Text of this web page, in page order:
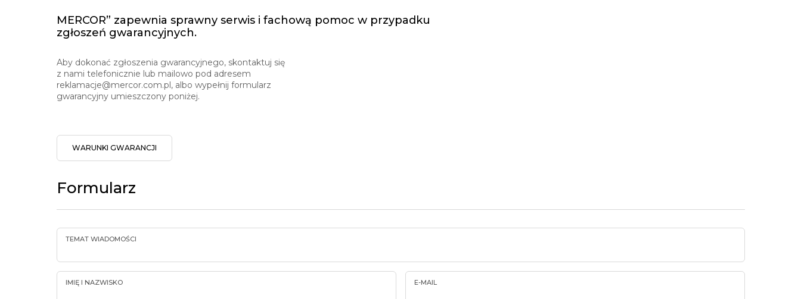
MERCOR” zapewnia sprawny serwis i fachową pomoc w przypadku
zgłoszeń gwarancyjnych.
Aby dokonać zgłoszenia gwarancyjnego, skontaktuj się
z nami telefonicznie lub mailowo pod adresem
reklamacje@mercor.com.pl, albo wypełnij formularz
gwarancyjny umieszczony poniżej.
WARUNKI GWARANCJI
Formularz
TEMAT WIADOMOŚCI
IMIĘ I NAZWISKO E-MAIL